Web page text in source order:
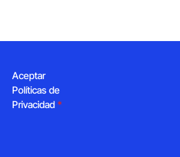
Aceptar
Políticas de
Privacidad *